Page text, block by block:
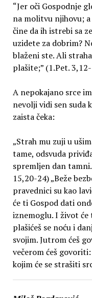
“Jer oči Gospodnje
na molitvu njihovu;
čine da ih istrebi sa
uzidete za dobrim?
blaženi ste. Ali
plašite;” (1.Pet.
A nepokajano srce
nevolji vidi sen suda
zaista čeka:
„Strah mu zuji u
tame, odsvuda
spremljen dan
15,20-24) „Beže
pravednici su kao
će ti Gospod dati
iznemoglu. I život
plašićeš se noću i
svojim. Jutrom ćeš
večerom ćeš
kojim će se strašiti